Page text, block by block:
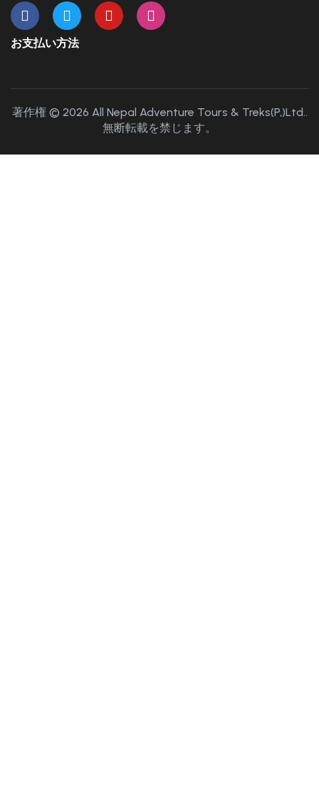
お支払い方法
著作権 © 2026 All Nepal Adventure Tours & Treks(P,)Ltd..
無断転載を禁じます。